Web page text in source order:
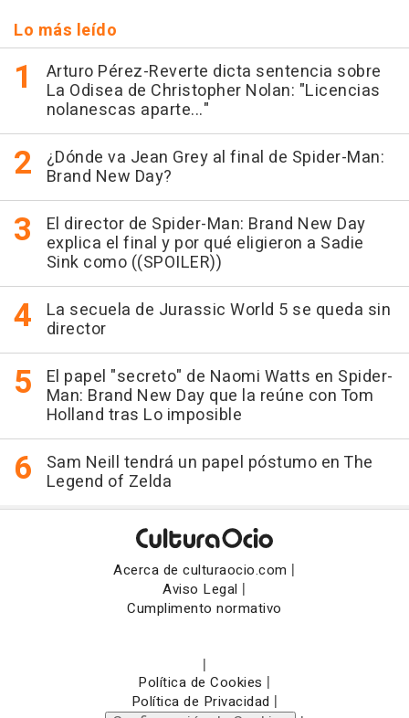
Lo más leído
Arturo Pérez-Reverte dicta sentencia sobre
La Odisea de Christopher Nolan: "Licencias
nolanescas aparte..."
¿Dónde va Jean Grey al final de Spider-Man:
Brand New Day?
El director de Spider-Man: Brand New Day
explica el final y por qué eligieron a Sadie
Sink como ((SPOILER))
La secuela de Jurassic World 5 se queda sin
director
El papel "secreto" de Naomi Watts en Spider-
Man: Brand New Day que la reúne con Tom
Holland tras Lo imposible
Sam Neill tendrá un papel póstumo en The
Legend of Zelda
Acerca de culturaocio.com |
Aviso Legal |
Cumplimento normativo
|
Política de Cookies |
Política de Privacidad |